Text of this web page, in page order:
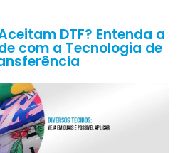
DTF? Entenda a
com a Tecnologia de